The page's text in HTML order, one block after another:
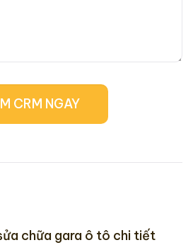
chữa gara ô tô chi tiết